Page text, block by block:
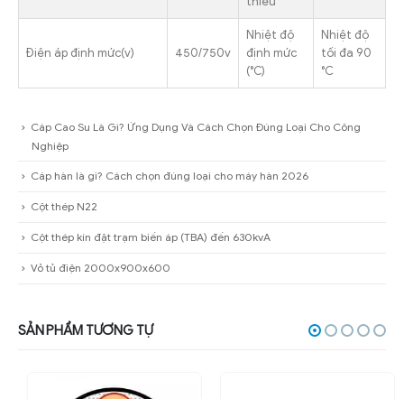
Điện áp định mức(v) 450/750v
Nhiệt độ
định mức
(℃)
Nhiệt độ
tối đa 90
°C
Cáp Cao Su Là Gì? Ứng Dụng Và Cách Chọn Đúng Loại Cho Công
Nghiệp
Cáp hàn là gì? Cách chọn đúng loại cho máy hàn 2026
Cột thép N22
Cột thép kín đặt trạm biến áp (TBA) đến 630kvA
Vỏ tủ điện 2000x900x600
SẢN PHẨM TƯƠNG TỰ